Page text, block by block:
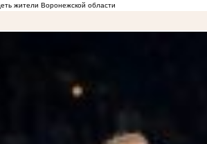
жители Воронежской области